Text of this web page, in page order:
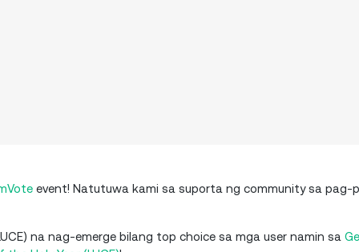
event! Natutuwa kami sa suporta ng community sa pag-
na nag-emerge bilang top choice sa mga user namin sa